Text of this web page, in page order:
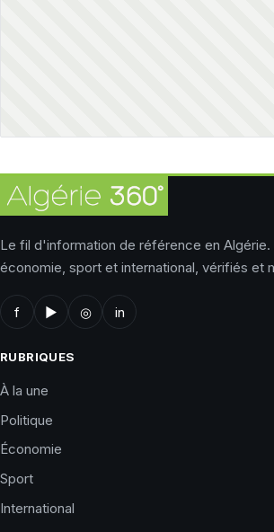
Le fil d'information de référence en Algérie.
économie, sport et international, vérifiés et
f ▶ ◎ in
RUBRIQUES
À la une
Politique
Économie
Sport
International